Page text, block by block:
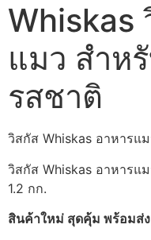
Whiskas
แมว สำห
รสชาติ
วิสกัส Whiskas อาหารแ
วิสกัส Whiskas อาหารแ
1.2 กก.
สินค้าใหม่ สุดคุ้ม พร้อมส่ง